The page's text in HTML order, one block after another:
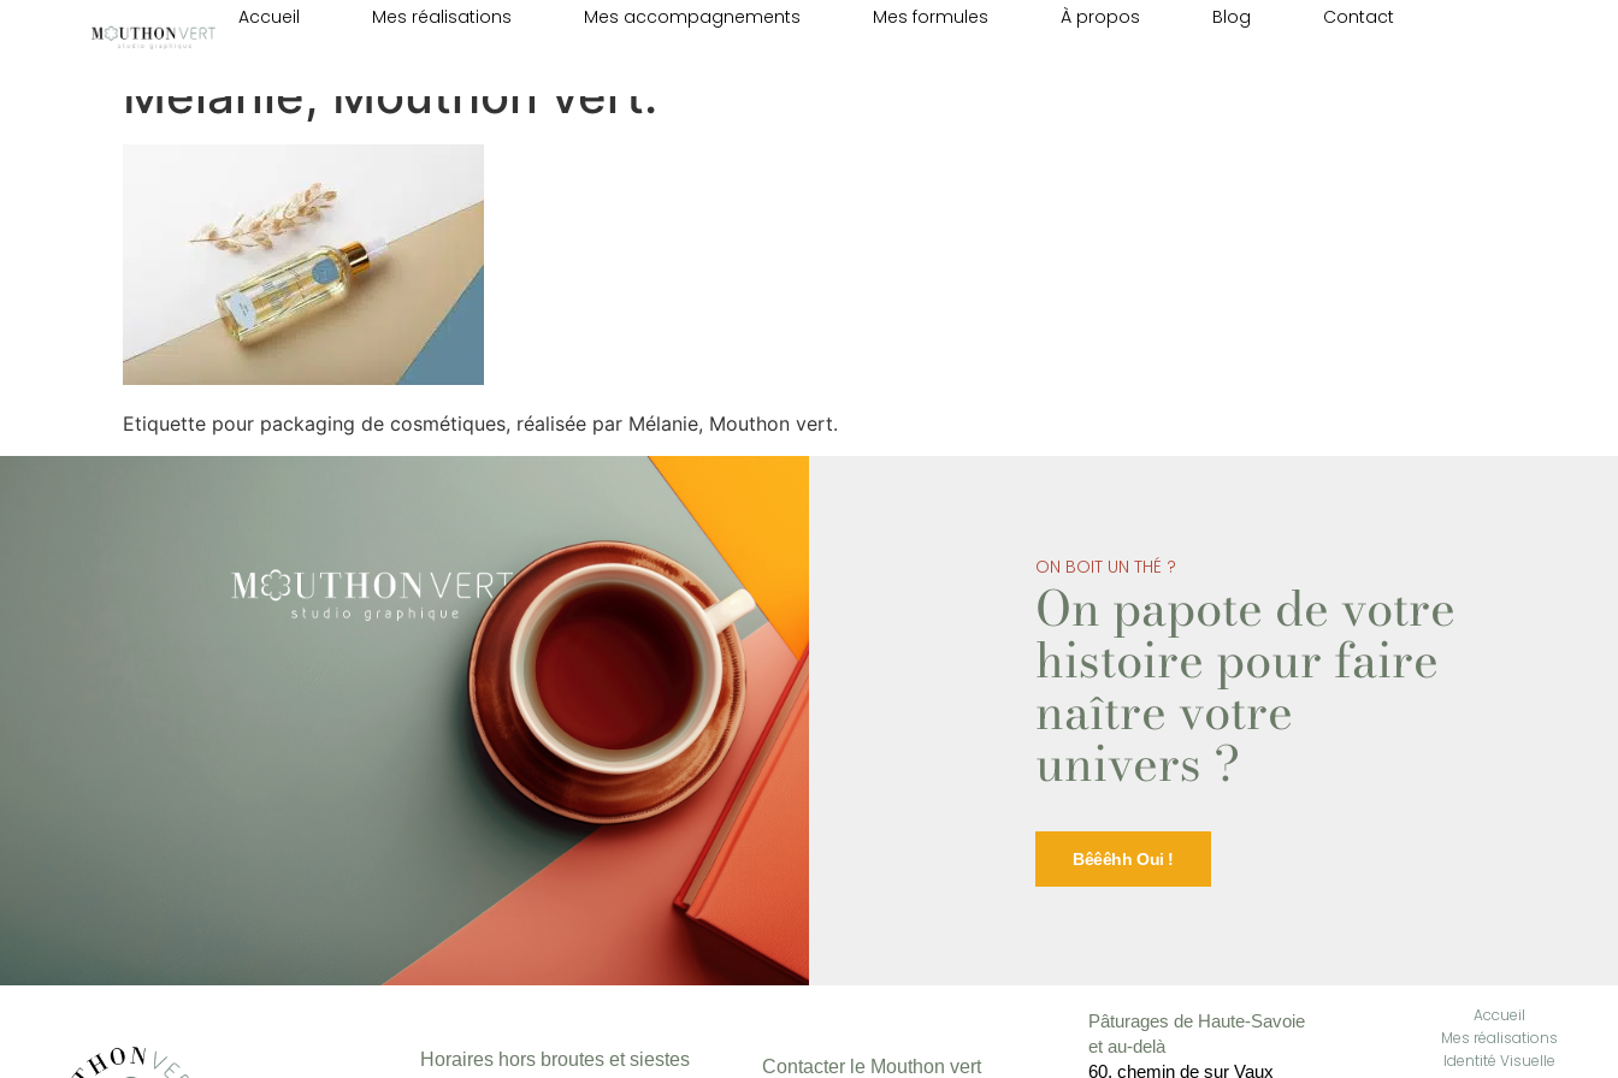
Accueil Mes réalisations Mes accompagnements Mes formules À propos Blog Contact
Etiquette pour packaging de cosmétiques, réalisée par
Mélanie, Mouthon vert.
Etiquette pour packaging de cosmétiques, réalisée par Mélanie, Mouthon vert.
ON BOIT UN THÉ ?
On papote de votre
histoire pour faire
naître votre
univers ?
Bêêêhh Oui !
Horaires hors broutes et siestes
Contacter le Mouthon vert
Pâturages de Haute-Savoie
et au-delà
60, chemin de sur Vaux
Accueil
Mes réalisations
Identité Visuelle